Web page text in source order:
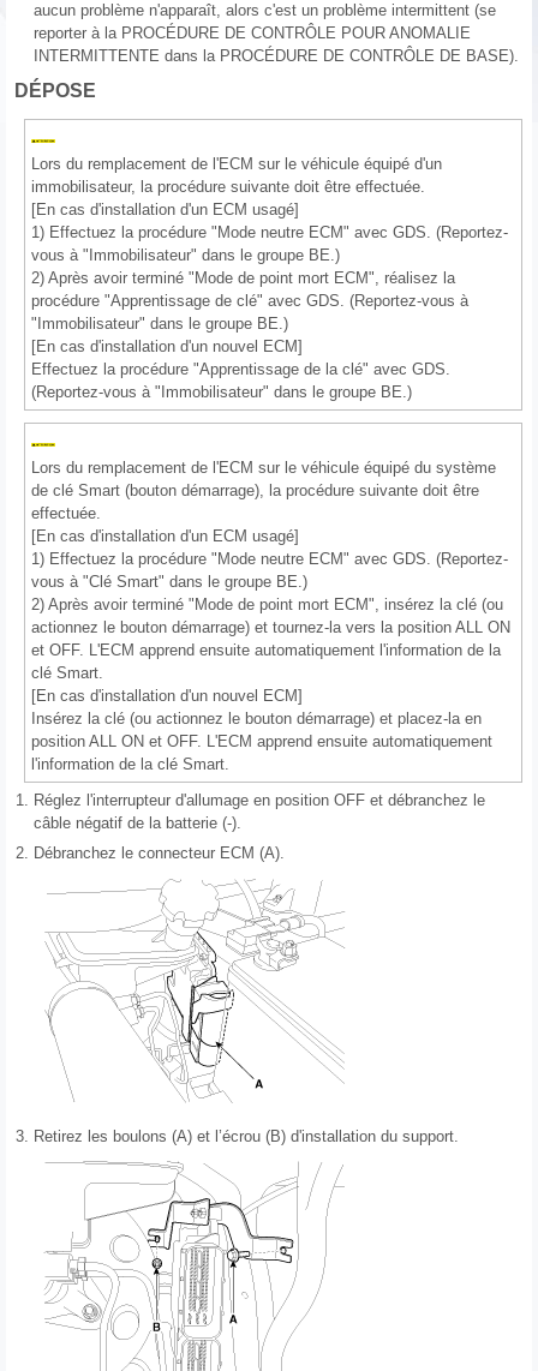
aucun problème n'apparaît, alors c'est un problème intermittent (se
reporter à la PROCÉDURE DE CONTRÔLE POUR ANOMALIE
INTERMITTENTE dans la PROCÉDURE DE CONTRÔLE DE BASE).
DÉPOSE
Lors du remplacement de l'ECM sur le véhicule équipé d'un
immobilisateur, la procédure suivante doit être effectuée.
[En cas d'installation d'un ECM usagé]
1) Effectuez la procédure "Mode neutre ECM" avec GDS. (Reportez-
vous à "Immobilisateur" dans le groupe BE.)
2) Après avoir terminé "Mode de point mort ECM", réalisez la
procédure "Apprentissage de clé" avec GDS. (Reportez-vous à
"Immobilisateur" dans le groupe BE.)
[En cas d'installation d'un nouvel ECM]
Effectuez la procédure "Apprentissage de la clé" avec GDS.
(Reportez-vous à "Immobilisateur" dans le groupe BE.)
Lors du remplacement de l'ECM sur le véhicule équipé du système
de clé Smart (bouton démarrage), la procédure suivante doit être
effectuée.
[En cas d'installation d'un ECM usagé]
1) Effectuez la procédure "Mode neutre ECM" avec GDS. (Reportez-
vous à "Clé Smart" dans le groupe BE.)
2) Après avoir terminé "Mode de point mort ECM", insérez la clé (ou
actionnez le bouton démarrage) et tournez-la vers la position ALL ON
et OFF. L'ECM apprend ensuite automatiquement l'information de la
clé Smart.
[En cas d'installation d'un nouvel ECM]
Insérez la clé (ou actionnez le bouton démarrage) et placez-la en
position ALL ON et OFF. L'ECM apprend ensuite automatiquement
l'information de la clé Smart.
1. Réglez l'interrupteur d'allumage en position OFF et débranchez le
câble négatif de la batterie (-).
2. Débranchez le connecteur ECM (A).
3. Retirez les boulons (A) et l’écrou (B) d'installation du support.